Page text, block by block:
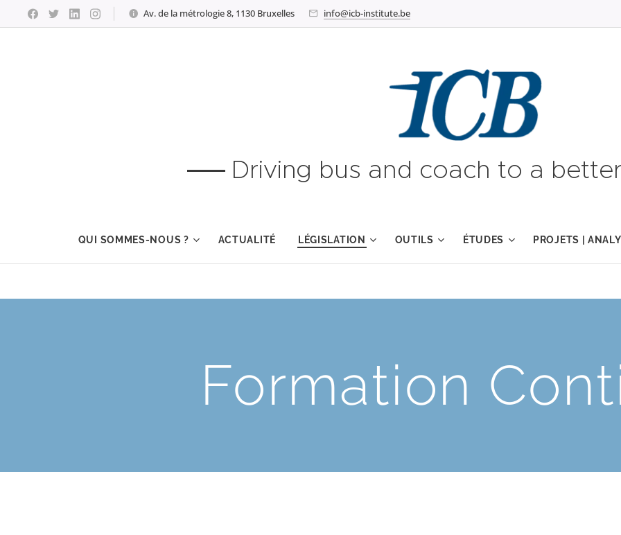
Av. de la métrologie 8, 1130 Bruxelles info@icb-institute.be
Driving bus and coach to a
QUI SOMMES-NOUS ? ACTUALITÉ LÉGISLATION OUTILS ÉTUDES PROJETS |
Formation